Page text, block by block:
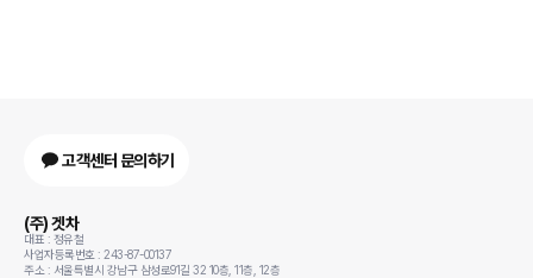
고객센터 문의하기
(주) 겟차
대표 : 정유철
사업자등록번호 : 243-87-00137
주소 : 서울특별시 강남구 삼성로91길 32 10층, 11층, 12층